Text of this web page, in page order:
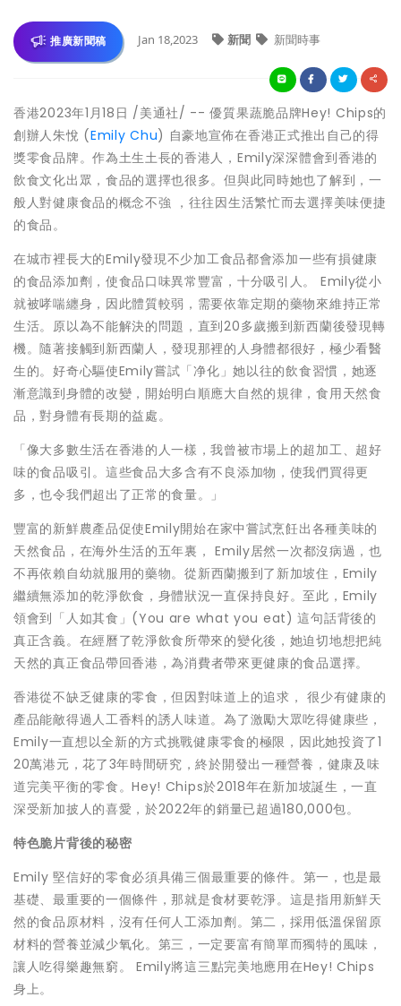
推廣新聞稿 Jan 18,2023 新聞 新聞時事
香港2023年1月18日 /美通社/ -- 優質果蔬脆品牌Hey! Chips的
創辦人朱悅 (Emily Chu) 自豪地宣佈在香港正式推出自己的得
獎零食品牌。作為土生土長的香港人，Emily深深體會到香港的
飲食文化出眾，食品的選擇也很多。但與此同時她也了解到，一
般人對健康食品的概念不強 ，往往因生活繁忙而去選擇美味便捷
的食品。
在城市裡長大的Emily發現不少加工食品都會添加一些有損健康
的食品添加劑， 使食品口味異常豐富 ，十分吸引人。 Emily從小
就被哮喘纏身，因此體質較弱，需要依靠定期的藥物來維持正常
生活。原以為不能解決的問題，直到20多歲搬到新西蘭後發現轉
機。隨著接觸到新西蘭人，發現那裡的人身體都很好，極少看醫
生的。好奇心驅使Emily嘗試「净化」她以往的飲食習慣，她逐
漸意識到身體的改變，開始明白順應大自然的規律，食用天然食
品，對身體有長期的益處。
「像大多數生活在香港的人一樣，我曾被市場上的超加工、超好
味的食品吸引。這些食品大多含有不良添加物，使我們買得更
多，也令我們超出了正常的食量。」
豐富的新鮮農產品促使Emily開始在家中嘗試烹飪出各種美味的
天然食品，在海外生活的五年裏， Emily居然一次都沒病過， 也
不再依賴自幼就服用的藥物。從新西蘭搬到了新加坡住，Emily
繼續無添加的乾淨飲食，身體狀況一直保持良好。至此，Emily
領會到「人如其食」(You are what you eat) 這句話背後的
真正含義。在經曆了乾淨飲食所帶來的變化後，她迫切地想把純
天然的真正食品帶回香港 ，為消費者帶來更健康的食品選擇。
香港從不缺乏健康的零食，但因對味道上的追求， 很少有健康的
產品能敵得過人工香料的誘人味道。為了激勵大眾吃得健康些，
Emily一直想以全新的方式挑戰健康零食的極限 ，因此她投資了1
20萬港元，花了3年時間研究，終於開發出一種營養，健康及味
道完美平衡的零食。Hey! Chips於2018年在新加坡誕生，一直
深受新加披人的喜愛，於2022年的銷量已超過180,000包。
特色脆片背後的秘密
Emily 堅信好的零食必須具備三個最重要的條件。第一，也是最
基礎、最重要的一個條件，那就是食材要乾淨。這是指用新鮮天
然的食品原材料，沒有任何人工添加劑。第二，採用低溫保留原
材料的營養並減少氧化。第三，一定要富有簡單而獨特的風味，
讓人吃得樂趣無窮。 Emily將這三點完美地應用在Hey! Chips
身上。